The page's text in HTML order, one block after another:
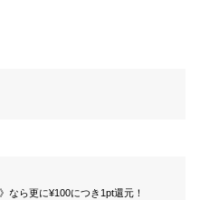
なら更に¥100につき1pt還元！